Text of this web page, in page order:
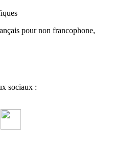
pour non francophone,
sociaux :